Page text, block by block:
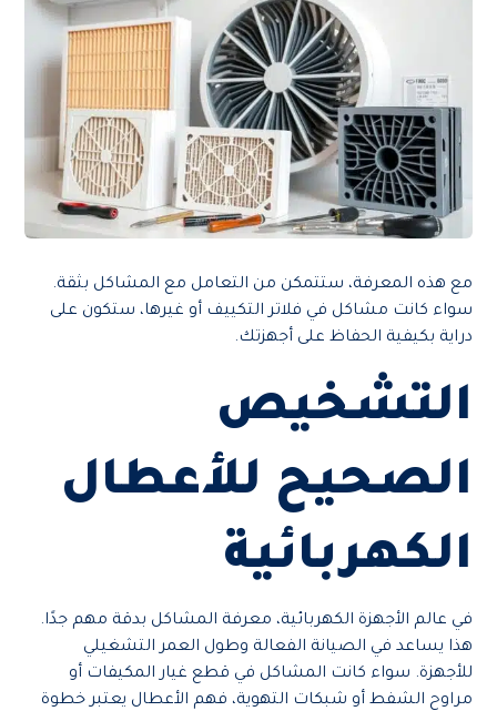
مع هذه المعرفة، ستتمكن من التعامل مع المشاكل بثقة.
سواء كانت مشاكل في فلاتر التكييف أو غيرها، ستكون على
دراية بكيفية الحفاظ على أجهزتك.
التشخيص
الصحيح للأعطال
الكهربائية
في عالم الأجهزة الكهربائية، معرفة المشاكل بدقة مهم جدًا.
هذا يساعد في الصيانة الفعالة وطول العمر التشغيلي
للأجهزة. سواء كانت المشاكل في قطع غيار المكيفات أو
مراوح الشفط أو شبكات التهوية، فهم الأعطال يعتبر خطوة